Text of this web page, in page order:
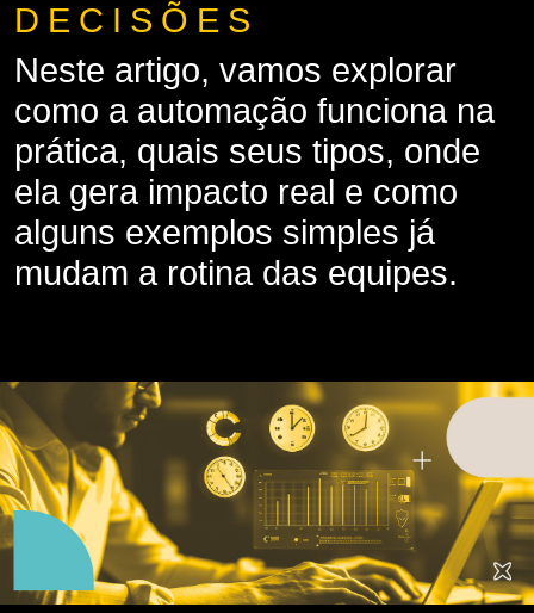
DECISÕES
Neste artigo, vamos explorar
como a automação funciona na
prática, quais seus tipos, onde
ela gera impacto real e como
alguns exemplos simples já
mudam a rotina das equipes.